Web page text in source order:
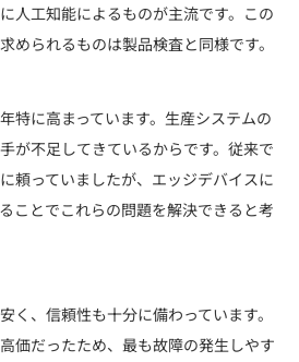
人工知能によるものが主流です。この
められるものは製品検査と同様です。
特に高まっています。生産システムの
が不足してきているからです。従来で
頼っていましたが、エッジデバイスに
ことでこれらの問題を解決できると考
く、信頼性も十分に備わっています。
価だったため、最も故障の発生しやす